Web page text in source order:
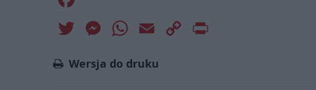
Twitter MessengerWhatsApp
Email
Copy
Wersja do druku